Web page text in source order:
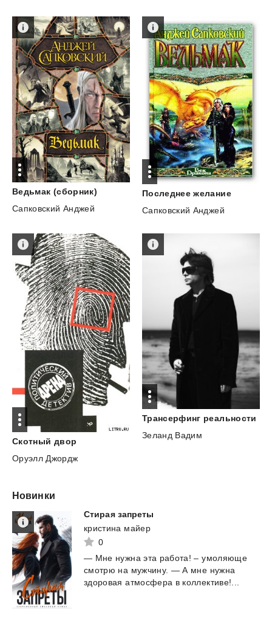
Ведьмак (сборник)
Сапковский Анджей
Последнее желание
Сапковский Анджей
Скотный двор
Оруэлл Джордж
Трансерфинг реальности
Зеланд Вадим
Новинки
Стирая запреты
кристина майер
0
— Мне нужна эта работа! – умоляюще
смотрю на мужчину. — А мне нужна
здоровая атмосфера в коллективе!...